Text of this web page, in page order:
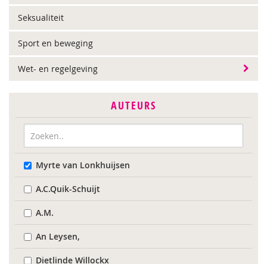
Seksualiteit
Sport en beweging
Wet- en regelgeving
AUTEURS
Myrte van Lonkhuijsen
A.C.Quik-Schuijt
A.M.
An Leysen,
Dietlinde Willockx